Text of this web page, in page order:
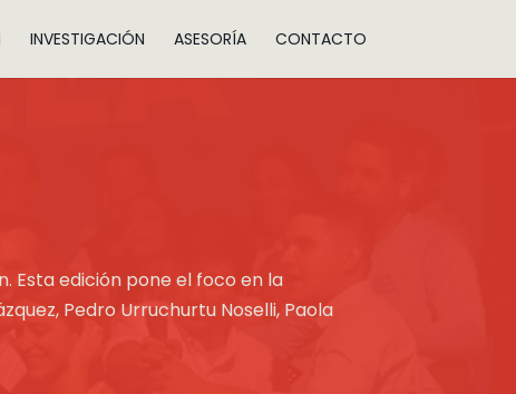
INVESTIGACIÓN ASESORÍA CONTACTO
Esta edición pone el foco en la
Pedro Urruchurtu Noselli, Paola